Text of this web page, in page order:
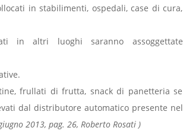
in stabilimenti, ospedali, case di cura,
in altri luoghi saranno assoggettate
frullati di frutta, snack di panetteria se
dal distributore automatico presente nel
2013, pag. 26, Roberto Rosati )